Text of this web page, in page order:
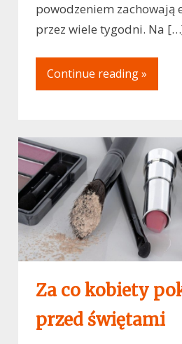
powodzeniem zachowają
przez wiele tygodni. Na
Continue reading »
Za co kobiety
przed świętami